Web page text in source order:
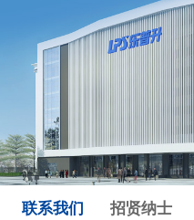
联系我们 招贤纳士